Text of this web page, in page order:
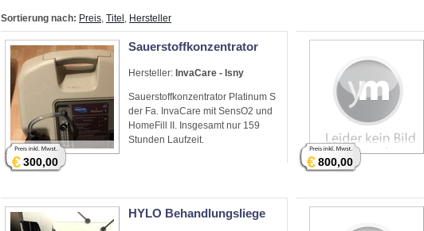
Sortierung nach: Preis Titel Hersteller
Sauerstoffkonzentrator
Hersteller: InvaCare - Isny
Sauerstoffkonzentrator Platinum S
der Fa. InvaCare mit SensO2 und
HomeFill II. Insgesamt nur 159
Stunden Laufzeit.
€300,00 €800,00
HYLO Behandlungsliege